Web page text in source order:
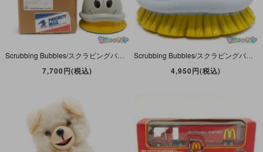
Scrubbing Bubbles/スクラビングバブル・Dow Brands/ダウ・Promo/プロモ・Ceramic Coin Bank/セラミック・コインバンク/陶器製貯金箱・1992年・外箱付
7,700円(税込) 4,950円(税込)